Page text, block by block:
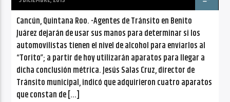
Cancún, Quintana Roo. -Agentes de Tránsito en Benito
Juárez dejarán de usar sus manos para determinar si los
automovilistas tienen el nivel de alcohol para enviarlos al
“Torito”; a partir de hoy utilizarán aparatos para llegar a
dicha conclusión métrica. Jesús Salas Cruz, director de
Tránsito municipal, indicó que adquirieron cuatro aparatos
que constan de […]